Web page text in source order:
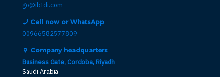
go@ibtdi.com
Call now or WhatsApp
00966582577809
Company headquarters
Business Gate, Cordoba, Riyadh
Saudi Arabia